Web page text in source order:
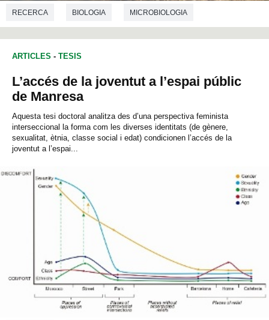
RECERCA BIOLOGIA MICROBIOLOGIA
ARTICLES - TESIS
L’accés de la joventut a l’espai públic
de Manresa
Aquesta tesi doctoral analitza des d’una perspectiva feminista
interseccional la forma com les diverses identitats (de gènere,
sexualitat, ètnia, classe social i edat) condicionen l’accés de la
joventut a l’espai...